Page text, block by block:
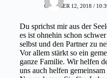
OKTOBER 12, 2018 /
Du sprichst mir aus der
es ist ohnehin schon
selbst und den Partner zu
Vor allem stärkt so ein
ganze Familie. Wir helfen
uns auch helfen